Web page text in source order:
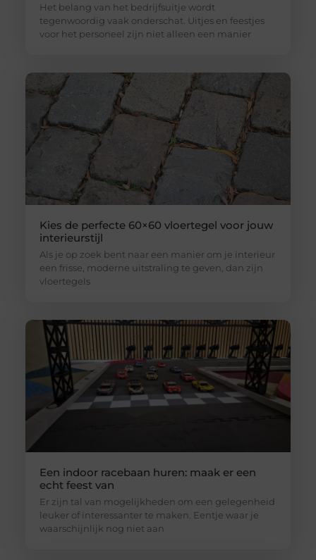
Het belang van het bedrijfsuitje wordt
tegenwoordig vaak onderschat. Uitjes en feestjes
voor het personeel zijn niet alleen een manier
Kies de perfecte 60×60 vloertegel voor jouw
interieurstijl
Als je op zoek bent naar een manier om je interieur
een frisse, moderne uitstraling te geven, dan zijn
vloertegels
Een indoor racebaan huren: maak er een
echt feest van
Er zijn tal van mogelijkheden om een gelegenheid
leuker of interessanter te maken. Eentje waar je
waarschijnlijk nog niet aan